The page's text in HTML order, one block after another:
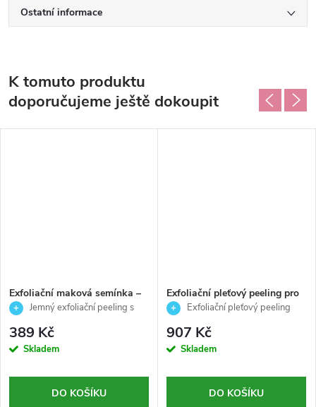
Ostatní informace
K tomuto produktu
doporučujeme ještě dokoupit
Exfoliační maková semínka –
jemný peeling pro odstranění
Expert - Germaine de
Capuccini-15g
Jemný exfoliační peeling s
389 Kč
Skladem
DO KOŠÍKU
Exfoliační pleťový peeling pro
normální a smíšenou pleť -
de Capuccini-150ml
Exfoliační pleťový peeling
907 Kč
Skladem
DO KOŠÍKU